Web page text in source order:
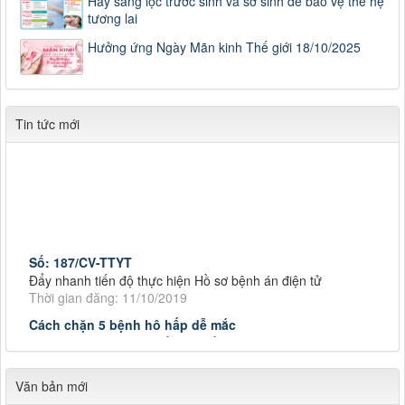
tương lai
Hưởng ứng Ngày Mãn kinh Thế giới 18/10/2025
Tin tức mới
Số: 187/CV-TTYT
Đẩy nhanh tiến độ thực hiện Hồ sơ bệnh án điện tử
Thời gian đăng: 11/10/2019
Cách chặn 5 bệnh hô hấp dễ mắc
Cách chặn 5 bệnh hô hấp dễ mắc
Thời gian đăng: 11/10/2019
Tiếp tục tăng cường công tác lãnh, chỉ đạo phòng,
Văn bản mới